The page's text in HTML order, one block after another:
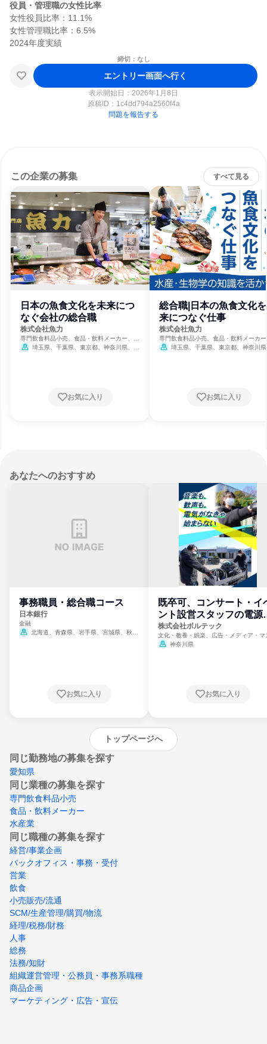
役員・管理職の女性比率
女性役員比率：11.1%
女性管理職比率：6.5%
締切：なし
エントリー画面へ行く
表示開始日：2026年1月8日
原稿ID： 1c4dd794a2560f4a
問題を報告する
この企業の募集 すべて見る
日本の魚食文化を未来につ
なぐ会社の総合職
株式会社魚力
専門飲食料品小売、食品・飲料メーカー、水
産業 埼玉県、千葉県、東京都、神奈川県、山
お気に入り
総合職|日本の魚食文化
来につなぐ仕事
株式会社魚力
専門飲食料品小売、食品・飲料メーカ
産業 埼玉県、千葉県、東京都、神奈川
お気に入り
あなたへのおすすめ
事務職員・総合職コース
日本銀行
金融
北海道、青森県、岩手県、宮城県、秋田
崎県、熊本県、大分県、宮崎県、鹿児島県、
お気に入り
既卒可、コンサート・イ
ント設営スタッフの電源
門
株式会社ボルテック
文化・教養・娯楽、広告・メディア・マ
ミ、電力・ガス・水道・エネルギー
神奈川県
お気に入り
トップページへ
同じ勤務地の募集を探す
愛知県
同じ業種の募集を探す
専門飲食料品小売
食品・飲料メーカー
水産業
同じ職種の募集を探す
経営/事業企画
バックオフィス・事務・受付
営業
飲食
小売販売/流通
SCM/生産管理/購買/物流
経理/税務/財務
人事
総務
法務/知財
組織運営管理・公務員・事務系職種
商品企画
マーケティング・広告・宣伝